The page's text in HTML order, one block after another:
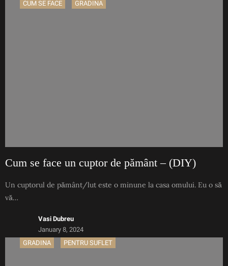
CUM SE FACE GRADINA
Cum se face un cuptor de pământ – (DIY)
Un cuptorul de pământ/lut este o minune la casa omului. Eu o să
vă…
Vasi Dubreu
January 8, 2024
GRADINA
PENTRU SUFLET